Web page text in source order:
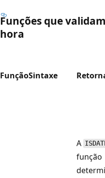
Funções que
hora
FunçãoSintaxe
A
função